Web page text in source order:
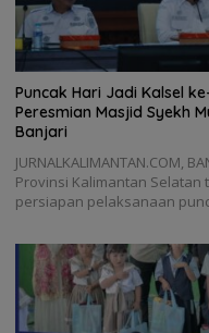
Puncak Hari Jadi Kalsel
Peresmian Masjid Syekh
Banjari
JURNALKALIMANTAN.COM,
Provinsi Kalimantan Selatan
persiapan pelaksanaan